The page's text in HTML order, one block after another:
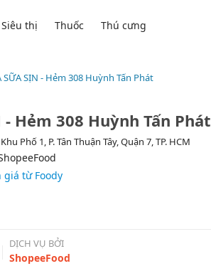
Siêu thị Thuốc Thú cưng
SỮA SỊN - Hẻm 308 Huỳnh Tấn Phát
- Hẻm 308 Huỳnh Tấn Phát
Phố 1, P. Tân Thuận Tây, Quận 7, TP. HCM
từ Foody
DỊCH VỤ BỞI
ShopeeFood